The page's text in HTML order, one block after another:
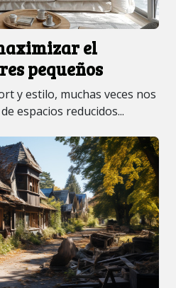
el
pequeños
y estilo, muchas veces nos
espacios reducidos...